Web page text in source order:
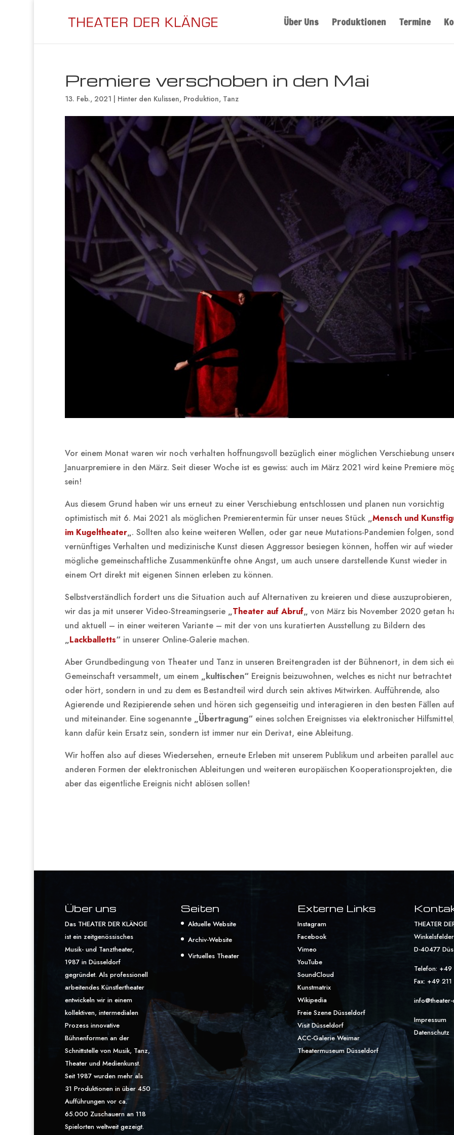
Über Uns Produktionen Termine
Premiere verschoben in den Mai
13. Feb., 2021 Hinter den Kulissen, Produktion, Tanz
Vor einem Monat waren wir noch verhalten hoffnungsvoll bezüglich einer möglichen Verschiebung
Januarpremiere in den März. Seit dieser Woche ist es gewiss: auch im März 2021 wird keine Premiere
sein!
Aus diesem Grund haben wir uns erneut zu einer Verschiebung entschlossen und planen nun vorsichtig
optimistisch mit 6. Mai 2021 als möglichen Premierentermin für unser neues Stück „Mensch und
im Kugeltheater„. Sollten also keine weiteren Wellen, oder gar neue Mutations-Pandemien folgen,
vernünftiges Verhalten und medizinische Kunst diesen Aggressor besiegen können, hoffen wir auf wieder
mögliche gemeinschaftliche Zusammenkünfte ohne Angst, um auch unsere darstellende Kunst wieder in
einem Ort direkt mit eigenen Sinnen erleben zu können.
Selbstverständlich fordert uns die Situation auch auf Alternativen zu kreieren und diese auszuprobieren,
wir das ja mit unserer Video-Streamingserie „Theater auf Abruf„ von März bis November 2020 getan
und aktuell – in einer weiteren Variante – mit der von uns kuratierten Ausstellung zu Bildern des
„Lackballetts“ in unserer Online-Galerie machen.
Aber Grundbedingung von Theater und Tanz in unseren Breitengraden ist der Bühnenort, in dem sich
Gemeinschaft versammelt, um einem „kultischen“ Ereignis beizuwohnen, welches es nicht nur betrachtet
oder hört, sondern in und zu dem es Bestandteil wird durch sein aktives Mitwirken. Aufführende, also
Agierende und Rezipierende sehen und hören sich gegenseitig und interagieren in den besten Fällen
und miteinander. Eine sogenannte „Übertragung“ eines solchen Ereignisses via elektronischer
kann dafür kein Ersatz sein, sondern ist immer nur ein Derivat, eine Ableitung.
Wir hoffen also auf dieses Wiedersehen, erneute Erleben mit unserem Publikum und arbeiten parallel
anderen Formen der elektronischen Ableitungen und weiteren europäischen Kooperationsprojekten, die
aber das eigentliche Ereignis nicht ablösen sollen!
Über uns
Das THEATER DER KLÄNGE
ist ein zeitgenössisches
Musik- und Tanztheater,
1987 in Düsseldorf
gegründet. Als professionell
arbeitendes Künstlertheater
entwickeln wir in einem
kollektiven, intermedialen
Prozess innovative
Bühnenformen an der
Schnittstelle von Musik, Tanz,
Theater und Medienkunst.
Seit 1987 wurden mehr als
31 Produktionen in über 450
Aufführungen vor ca.
65.000 Zuschauern an 118
Spielorten weltweit gezeigt.
Seiten
Aktuelle Website
Archiv-Website
Virtuelles Theater
Externe Links
Instagram
Facebook
Vimeo
YouTube
SoundCloud
Kunstmatrix
Wikipedia
Freie Szene Düsseldorf
Visit Düsseldorf
ACC-Galerie Weimar
Theatermuseum Düsseldorf
THEATER
D-40477
Telefon:
Fax: +49
Impressum
Datenschutz